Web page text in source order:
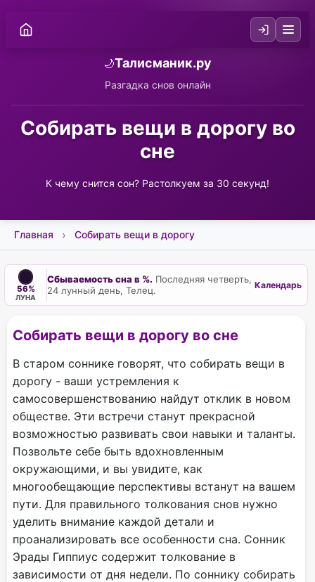
🌙Талисманик.ру
Разгадка снов онлайн
Собирать вещи в дорогу во
сне
К чему снится сон? Растолкуем за 30 секунд!
Главная Собирать вещи в дорогу
56%
ЛУНА
Сбываемость сна в %. Последняя четверть,
24 лунный день, Телец.
Календарь
Собирать вещи в дорогу во сне
В старом соннике говорят, что собирать вещи в
дорогу - ваши устремления к
самосовершенствованию найдут отклик в новом
обществе. Эти встречи станут прекрасной
возможностью развивать свои навыки и таланты.
Позвольте себе быть вдохновленным
окружающими, и вы увидите, как
многообещающие перспективы встанут на вашем
пути. Для правильного толкования снов нужно
уделить внимание каждой детали и
проанализировать все особенности сна. Сонник
Эрады Гиппиус содержит толкование в
зависимости от дня недели. По соннику собирать